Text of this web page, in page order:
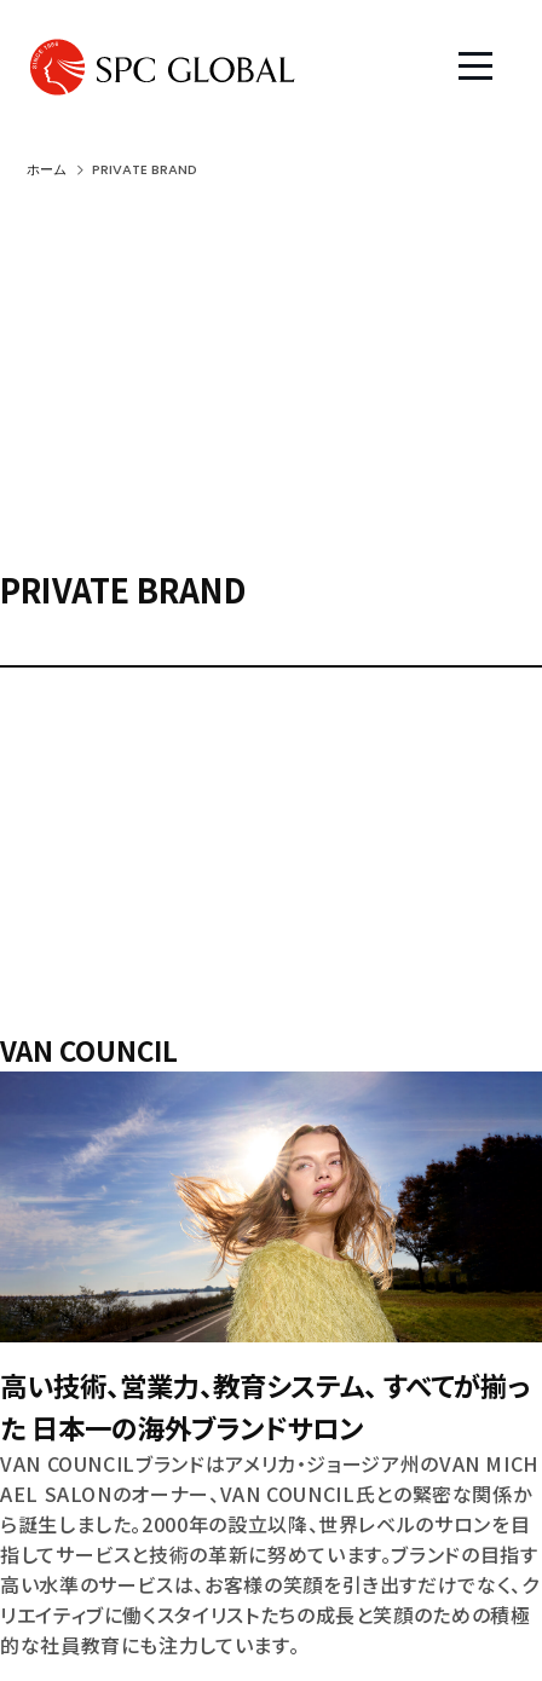
ホーム PRIVATE BRAND
PRIVATE BRAND
VAN COUNCIL
高い技術、営業力、教育システム、 すべてが揃っ
た 日本一の海外ブランドサロン
VAN COUNCILブランドはアメリカ・ジョージア州のVAN MICH
AEL SALONのオーナー、VAN COUNCIL氏との緊密な関係か
ら誕生しました。2000年の設立以降、世界レベルのサロンを目
指してサービスと技術の革新に努めています。ブランドの目指す
高い水準のサービスは、お客様の笑顔を引き出すだけでなく、ク
リエイティブに働くスタイリストたちの成長と笑顔のための積極
的な社員教育にも注力しています。